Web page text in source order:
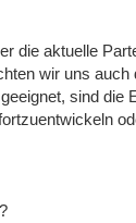
die aktuelle
wir uns
sind